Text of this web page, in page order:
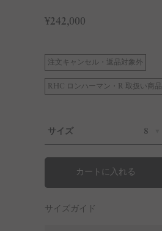
¥242,000
注文キャンセル・返品対象外
RHC ロンハーマン・R 取扱い商品
サイズ 8
カートに入れる
サイズガイド